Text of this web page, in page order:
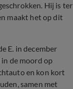
Hij is ter
maakt het op dit
E. in december
de moord op
en kon kort
samen met